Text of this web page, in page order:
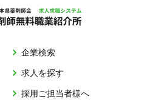
企業検索
求人を探す
採用ご担当者様へ